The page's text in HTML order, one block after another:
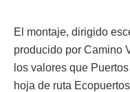
El montaje, dirigido
producido por Camino
los valores que
hoja de ruta